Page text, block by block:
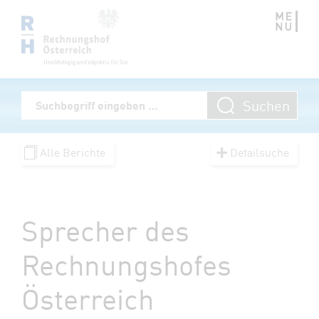
Zum Inhalt springen
Volltextsuche
Suchbegriff eingeben
Suchen
Alle Berichte Detailsuche
Sprecher des
Rechnungshofes
Österreich